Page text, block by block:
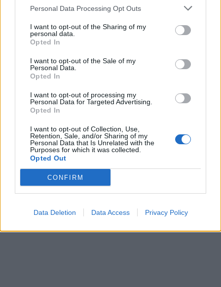
Personal Data Processing Opt Outs
I want to opt-out of the Sharing of my
personal data.
Opted In
I want to opt-out of the Sale of my
Personal Data.
Opted In
I want to opt-out of processing my
Personal Data for Targeted Advertising.
Opted In
I want to opt-out of Collection, Use,
Retention, Sale, and/or Sharing of my
Personal Data that Is Unrelated with the
Purposes for which it was collected.
Opted Out
CONFIRM
Data Deletion Data Access Privacy Policy